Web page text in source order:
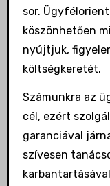
sor.
köszönhetően
nyújtjuk,
költségkeretét.
Számunkra az
cél, ezért
garanciával
szívesen